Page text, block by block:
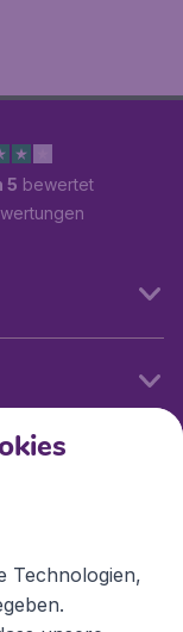
5 bewertet
Technologien,